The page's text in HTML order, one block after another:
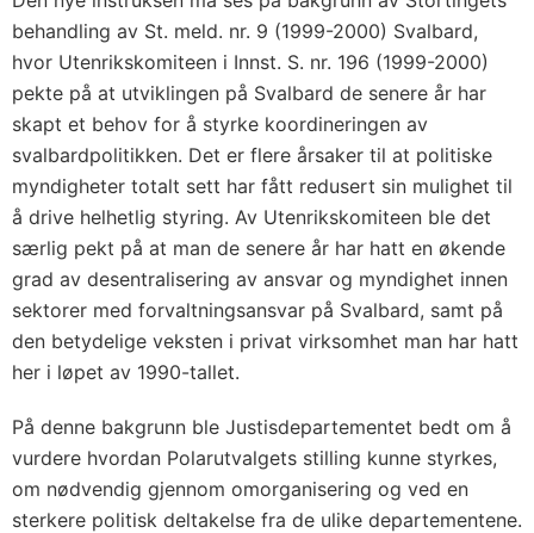
behandling av St. meld. nr. 9 (1999-2000) Svalbard,
hvor Utenrikskomiteen i Innst. S. nr. 196 (1999-2000)
pekte på at utviklingen på Svalbard de senere år har
skapt et behov for å styrke koordineringen av
svalbardpolitikken. Det er flere årsaker til at politiske
myndigheter totalt sett har fått redusert sin mulighet til
å drive helhetlig styring. Av Utenrikskomiteen ble det
særlig pekt på at man de senere år har hatt en økende
grad av desentralisering av ansvar og myndighet innen
sektorer med forvaltningsansvar på Svalbard, samt på
den betydelige veksten i privat virksomhet man har hatt
her i løpet av 1990-tallet.
På denne bakgrunn ble Justisdepartementet bedt om å
vurdere hvordan Polarutvalgets stilling kunne styrkes,
om nødvendig gjennom omorganisering og ved en
sterkere politisk deltakelse fra de ulike departementene.